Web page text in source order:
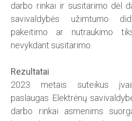
darbo rinkai ir susitarimo dėl
savivaldybės užimtumo
pakeitimo ar nutraukimo
nevykdant susitarimo.
Rezultatai
2023 metais suteikus
paslaugas Elektrėnų
darbo rinkai asmenims